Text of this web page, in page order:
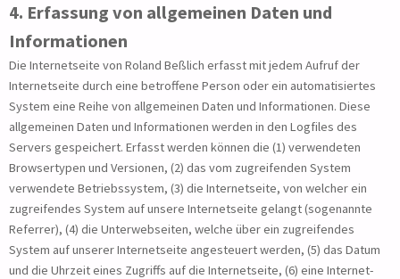
4. Erfassung von allgemeinen Daten und
Informationen
Die Internetseite von Roland Beßlich erfasst mit jedem Aufruf der
Internetseite durch eine betroffene Person oder ein automatisiertes
System eine Reihe von allgemeinen Daten und Informationen. Diese
allgemeinen Daten und Informationen werden in den Logfiles des
Servers gespeichert. Erfasst werden können die (1) verwendeten
Browsertypen und Versionen, (2) das vom zugreifenden System
verwendete Betriebssystem, (3) die Internetseite, von welcher ein
zugreifendes System auf unsere Internetseite gelangt (sogenannte
Referrer), (4) die Unterwebseiten, welche über ein zugreifendes
System auf unserer Internetseite angesteuert werden, (5) das Datum
und die Uhrzeit eines Zugriffs auf die Internetseite, (6) eine Internet-